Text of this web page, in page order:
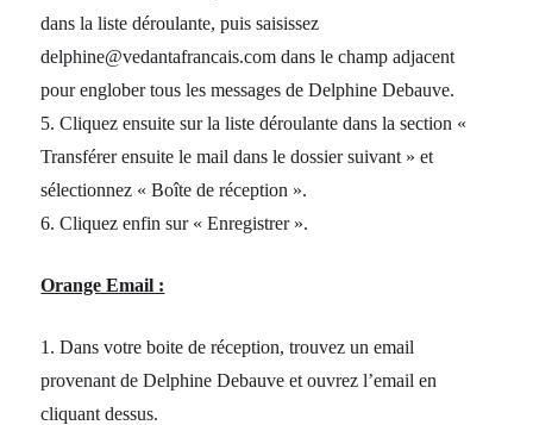
dans la liste déroulante, puis saisissez
delphine@vedantafrancais.com dans le champ adjacent
pour englober tous les messages de Delphine Debauve.
5. Cliquez ensuite sur la liste déroulante dans la section «
Transférer ensuite le mail dans le dossier suivant » et
sélectionnez « Boîte de réception ».
6. Cliquez enfin sur « Enregistrer ».
Orange Email :
1. Dans votre boite de réception, trouvez un email
provenant de Delphine Debauve et ouvrez l’email en
cliquant dessus.